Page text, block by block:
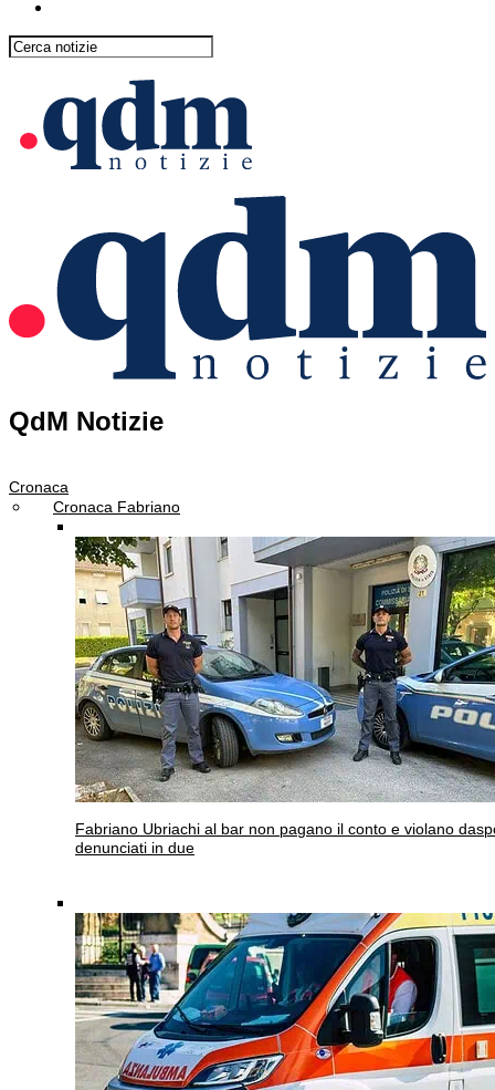
QdM Notizie
Cronaca
Cronaca Fabriano
Fabriano Ubriachi al bar non pagano il conto e violano
denunciati in due